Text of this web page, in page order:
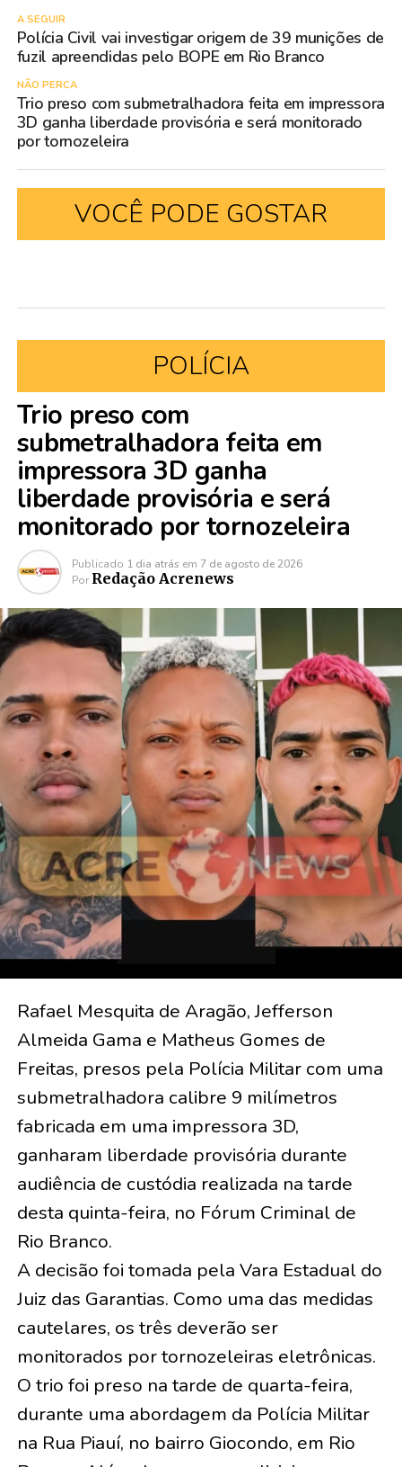
A SEGUIR
Polícia Civil vai investigar origem de 39 munições de
fuzil apreendidas pelo BOPE em Rio Branco
NÃO PERCA
Trio preso com submetralhadora feita em impressora
3D ganha liberdade provisória e será monitorado
por tornozeleira
VOCÊ PODE GOSTAR
POLÍCIA
Trio preso com
submetralhadora feita em
impressora 3D ganha
liberdade provisória e será
monitorado por tornozeleira
Publicado 1 dia atrás em 7 de agosto de 2026
Por Redação Acrenews
Rafael Mesquita de Aragão, Jefferson
Almeida Gama e Matheus Gomes de
Freitas, presos pela Polícia Militar com uma
submetralhadora calibre 9 milímetros
fabricada em uma impressora 3D,
ganharam liberdade provisória durante
audiência de custódia realizada na tarde
desta quinta-feira, no Fórum Criminal de
Rio Branco.
A decisão foi tomada pela Vara Estadual do
Juiz das Garantias. Como uma das medidas
cautelares, os três deverão ser
monitorados por tornozeleiras eletrônicas.
O trio foi preso na tarde de quarta-feira,
durante uma abordagem da Polícia Militar
na Rua Piauí, no bairro Giocondo, em Rio